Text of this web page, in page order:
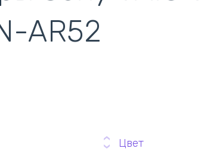
AR52
Цвет